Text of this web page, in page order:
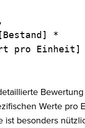
*
pro Einheit]
Werte pro
ist besonders